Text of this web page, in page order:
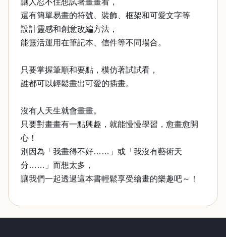
讓人忍不住想試著畫畫看，
還有簡單易畫的符號、裝飾、框架和可愛文字等
設計靈感和創意改編方法，
能靈活運用在筆記本、信件等不同場合。
只要掌握筆順和要點，模仿著試試看，
誰都可以輕鬆畫出可愛的插畫。
沒有人天生就會畫畫。
只要對畫畫有一點興趣，就能慢慢學習，愈畫愈開
心！
別因為「我畫得不好……」或「我沒有藝術天
分……」而想太多，
讓我們一起透過這本書輕鬆享受繪畫的樂趣吧～！